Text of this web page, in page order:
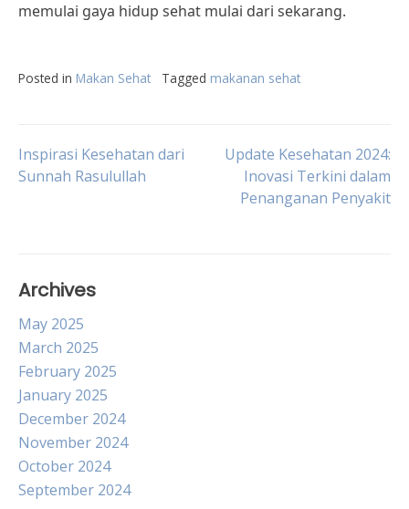
memulai gaya hidup sehat mulai dari sekarang.
Posted in Makan Sehat Tagged makanan sehat
Post
Inspirasi Kesehatan dari
Sunnah Rasulullah
Update Kesehatan 2024:
Inovasi Terkini dalam
Penanganan Penyakit
Archives
May 2025
March 2025
February 2025
January 2025
December 2024
November 2024
October 2024
September 2024